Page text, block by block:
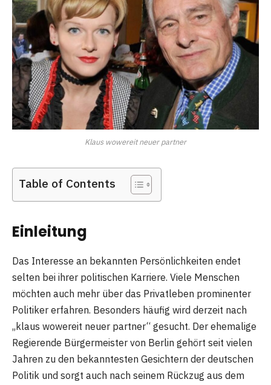
Klaus wowereit neuer partner
Table of Contents
Einleitung
Das Interesse an bekannten Persönlichkeiten endet
selten bei ihrer politischen Karriere. Viele Menschen
möchten auch mehr über das Privatleben prominenter
Politiker erfahren. Besonders häufig wird derzeit nach
„klaus wowereit neuer partner“ gesucht. Der ehemalige
Regierende Bürgermeister von Berlin gehört seit vielen
Jahren zu den bekanntesten Gesichtern der deutschen
Politik und sorgt auch nach seinem Rückzug aus dem